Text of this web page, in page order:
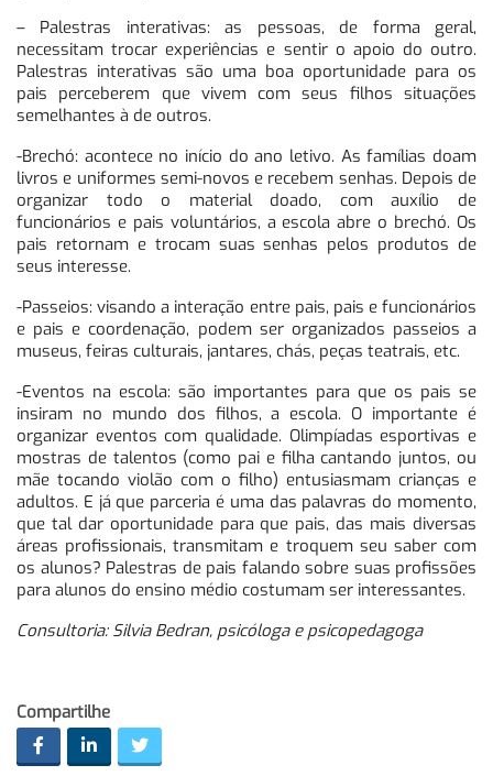
– Palestras interativas: as pessoas, de forma geral,
necessitam trocar experiências e sentir o apoio do outro.
Palestras interativas são uma boa oportunidade para os
pais perceberem que vivem com seus filhos situações
semelhantes à de outros.
-Brechó: acontece no início do ano letivo. As famílias doam
livros e uniformes semi-novos e recebem senhas. Depois de
organizar todo o material doado, com auxílio de
funcionários e pais voluntários, a escola abre o brechó. Os
pais retornam e trocam suas senhas pelos produtos de
seus interesse.
-Passeios: visando a interação entre pais, pais e funcionários
e pais e coordenação, podem ser organizados passeios a
museus, feiras culturais, jantares, chás, peças teatrais, etc.
-Eventos na escola: são importantes para que os pais se
insiram no mundo dos filhos, a escola. O importante é
organizar eventos com qualidade. Olimpíadas esportivas e
mostras de talentos (como pai e filha cantando juntos, ou
mãe tocando violão com o filho) entusiasmam crianças e
adultos. E já que parceria é uma das palavras do momento,
que tal dar oportunidade para que pais, das mais diversas
áreas profissionais, transmitam e troquem seu saber com
os alunos? Palestras de pais falando sobre suas profissões
para alunos do ensino médio costumam ser interessantes.
Consultoria: Silvia Bedran, psicóloga e psicopedagoga
Compartilhe